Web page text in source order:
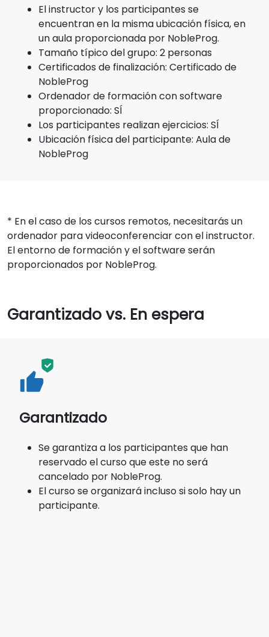
El instructor y los participantes se
encuentran en la misma ubicación física, en
un aula proporcionada por NobleProg.
Tamaño típico del grupo: 2 personas
Certificados de finalización: Certificado de
NobleProg
Ordenador de formación con software
proporcionado: SÍ
Los participantes realizan ejercicios: SÍ
Ubicación física del participante: Aula de
NobleProg
* En el caso de los cursos remotos, necesitarás un
ordenador para videoconferenciar con el instructor.
El entorno de formación y el software serán
proporcionados por NobleProg.
Garantizado vs. En espera
Garantizado
Se garantiza a los participantes que han
reservado el curso que este no será
cancelado por NobleProg.
El curso se organizará incluso si solo hay un
participante.